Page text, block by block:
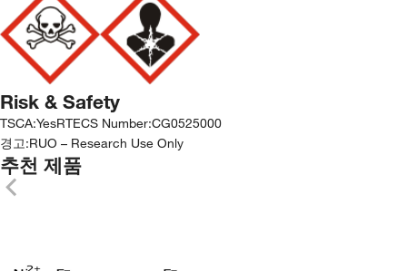
Risk & Safety
TSCA:YesRTECS Number:CG0525000
경고:RUO – Research Use Only
추천 제품